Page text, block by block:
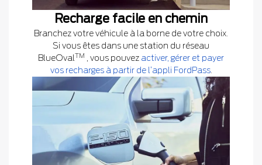
Recharge facile en chemin
Branchez votre véhicule à la borne de votre choix.
Si vous êtes dans une station du réseau
BlueOvalTM , vous pouvez activer, gérer et payer
vos recharges à partir de l’appli FordPass.